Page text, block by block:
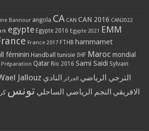
Bannour angola CA CAN CAN 2016 CAN2022
egypte Egypte 2016 Egypte 2021 EMM
France 2017 FTHB hammamet
féminin Handball tunisie IHF Maroc mondial
Préparation Qatar Rio 2016 Sami Saidi Sylvain
Jallouz الترجي الرياضي الجزائر النادي
الافريقي النجم الرياضي الساحلي تونس